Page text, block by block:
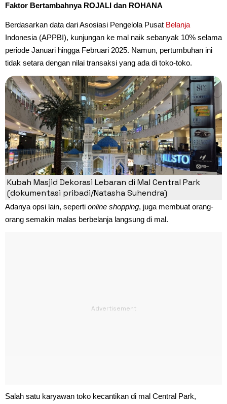
Faktor Bertambahnya ROJALI dan ROHANA
Berdasarkan data dari Asosiasi Pengelola Pusat Belanja
Indonesia (APPBI), kunjungan ke mal naik sebanyak 10% selama
periode Januari hingga Februari 2025. Namun, pertumbuhan ini
tidak setara dengan nilai transaksi yang ada di toko-toko.
Kubah Masjid Dekorasi Lebaran di Mal Central Park
(dokumentasi pribadi/Natasha Suhendra)
Adanya opsi lain, seperti online shopping, juga membuat orang-
orang semakin malas berbelanja langsung di mal.
Salah satu karyawan toko kecantikan di mal Central Park,